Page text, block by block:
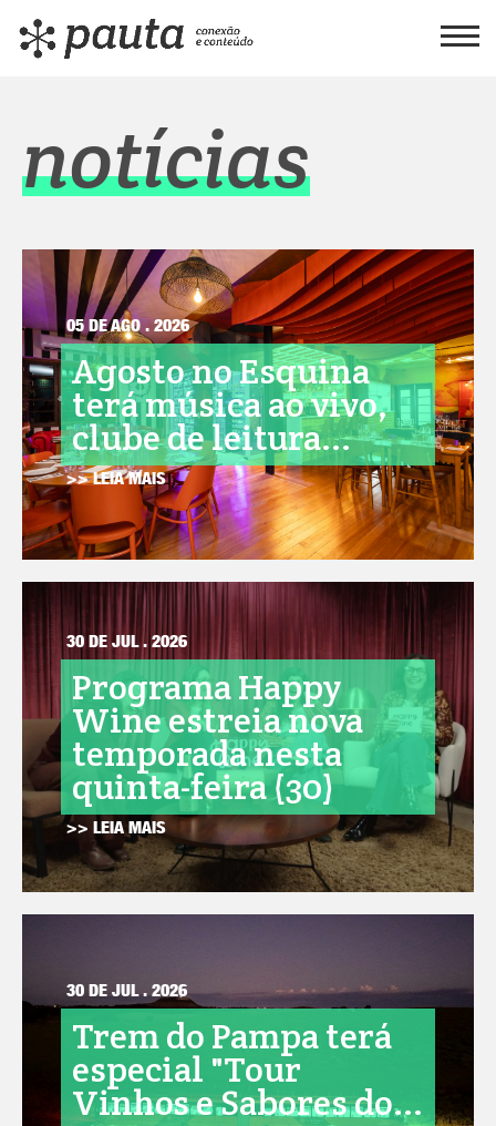
notícias
05 DE AGO . 2026
Agosto no Esquina
terá música ao vivo,
clube de leitura...
>> LEIA MAIS
30 DE JUL . 2026
Programa Happy
Wine estreia nova
temporada nesta
quinta-feira (30)
>> LEIA MAIS
30 DE JUL . 2026
Trem do Pampa terá
especial "Tour
Vinhos e Sabores do...